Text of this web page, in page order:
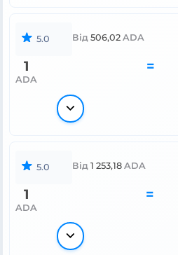
5.0 Від 506,02 ADA
1
ADA
=
5.0 Від 1 253,18 ADA
1
ADA
=